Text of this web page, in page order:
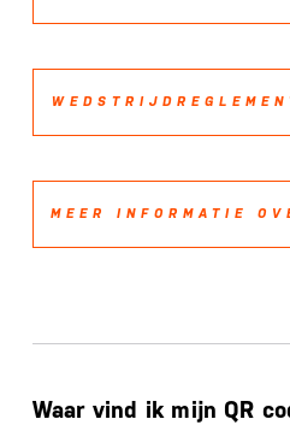
MEER INFORMATIE
Waar vind ik mijn QR